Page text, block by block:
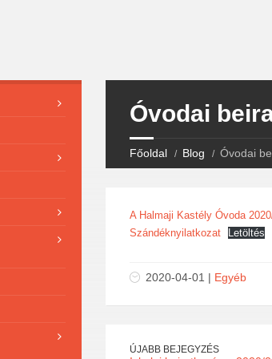
Óvodai
Főoldal Blog Óvodai
A Halmaji Kastély Óvoda
Szándéknyilatkozat
Letöltés
2020-04-01 | Egyéb
ÚJABB BEJEGYZÉS